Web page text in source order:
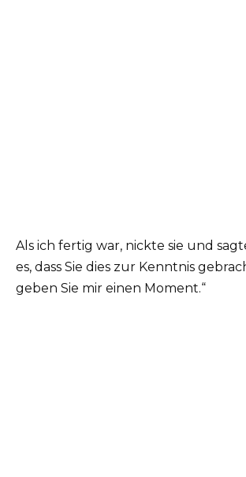
Als ich fertig war, nickte sie und
es, dass Sie dies zur Kenntnis
geben Sie mir einen Moment.“